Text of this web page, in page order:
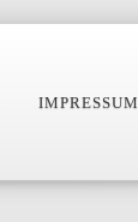
IMPRESSUM